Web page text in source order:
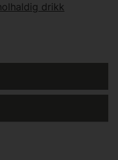
drikk